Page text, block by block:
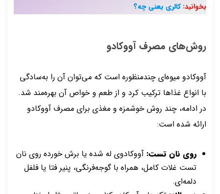
بخوانید: کالری یعنی چه؟
روش‌های مصرف آووکادو
آووکادو میوه‌ای چندمنظوره است که می‌توان آن را به‌سادگی
با انواع غذاها ترکیب کرد و از طعم و خواص آن بهره‌مند شد.
در ادامه، چند روش خوشمزه و مغذی برای مصرف آووکادو
ارائه شده است:
روی نان تست: آووکادوی له شده یا برش خورده روی نان
تست غلات کامل، همراه با گوجه‌فرنگی، پنیر فتا یا فلفل
دلمه‌ای.